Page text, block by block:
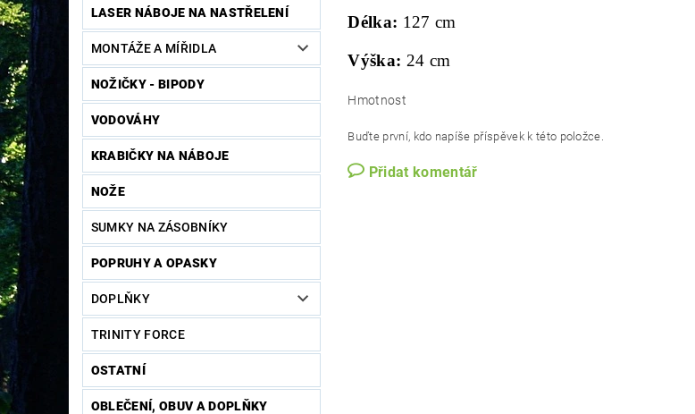
LASER NÁBOJE NA NASTŘELENÍ
MONTÁŽE A MÍŘIDLA
NOŽIČKY - BIPODY
VODOVÁHY
KRABIČKY NA NÁBOJE
NOŽE
SUMKY NA ZÁSOBNÍKY
POPRUHY A OPASKY
DOPLŇKY
TRINITY FORCE
OSTATNÍ
OBLEČENÍ, OBUV A DOPLŇKY
Délka: 127 cm
Výška: 24 cm
Hmotnost
Buďte první, kdo napíše příspěvek k této položce.
Přidat komentář